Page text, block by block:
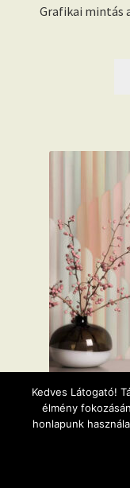
Grafikai mintás
Grafikai mintás
Kedves Látogató!
élmény
honlapunk